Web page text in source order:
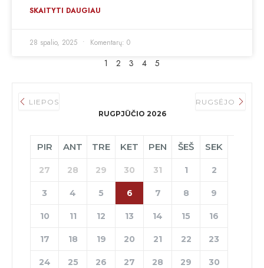
SKAITYTI DAUGIAU
28 spalio, 2025 Komentarų: 0
1 2 3 4 5
LIEPOS
RUGPJŪČIO 2026
RUGSĖJO
PIR ANT TRE KET PEN ŠEŠ SEK
27 28 29 30 31 1 2
3 4 5 6 7 8 9
10 11 12 13 14 15 16
17 18 19 20 21 22 23
24 25 26 27 28 29 30